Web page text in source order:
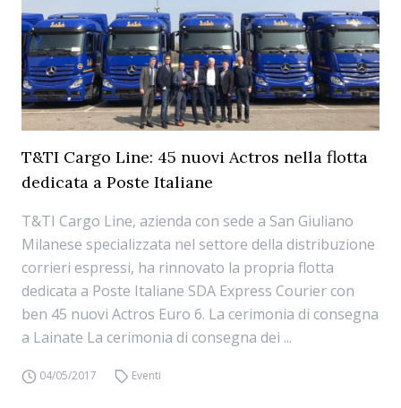
T&TI Cargo Line: 45 nuovi Actros nella flotta
dedicata a Poste Italiane
T&TI Cargo Line, azienda con sede a San Giuliano
Milanese specializzata nel settore della distribuzione
corrieri espressi, ha rinnovato la propria flotta
dedicata a Poste Italiane SDA Express Courier con
ben 45 nuovi Actros Euro 6. La cerimonia di consegna
a Lainate La cerimonia di consegna dei ...
04/05/2017 Eventi